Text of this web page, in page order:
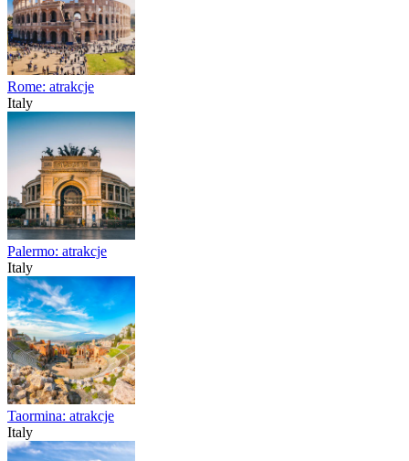
Rome: atrakcje
Italy
Palermo: atrakcje
Italy
Taormina: atrakcje
Italy